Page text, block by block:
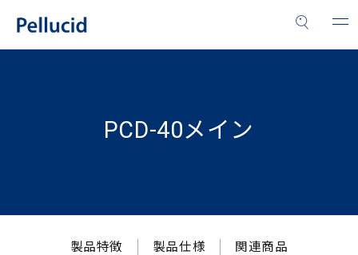
PCD-40メイン
製品特徴 製品仕様 関連商品